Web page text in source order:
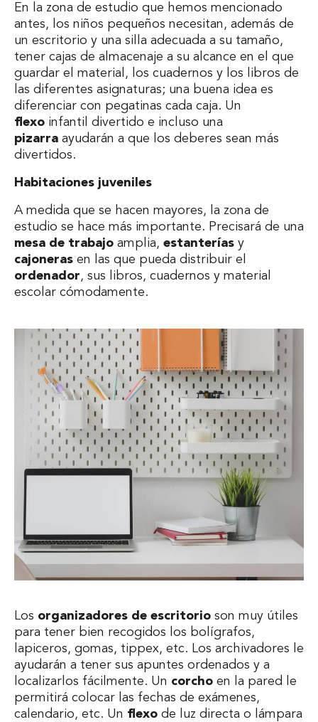
En la zona de estudio que hemos mencionado
antes, los niños pequeños necesitan, además de
un escritorio y una silla adecuada a su tamaño,
tener cajas de almacenaje a su alcance en el que
guardar el material, los cuadernos y los libros de
las diferentes asignaturas; una buena idea es
diferenciar con pegatinas cada caja. Un
flexo infantil divertido e incluso una
pizarra ayudarán a que los deberes sean más
divertidos.
Habitaciones juveniles
A medida que se hacen mayores, la zona de
estudio se hace más importante. Precisará de una
mesa de trabajo amplia, estanterías y
cajoneras en las que pueda distribuir el
ordenador, sus libros, cuadernos y material
escolar cómodamente.
Los organizadores de escritorio son muy útiles
para tener bien recogidos los bolígrafos,
lapiceros, gomas, tippex, etc. Los archivadores le
ayudarán a tener sus apuntes ordenados y a
localizarlos fácilmente. Un corcho en la pared le
permitirá colocar las fechas de exámenes,
calendario, etc. Un flexo de luz directa o lámpara